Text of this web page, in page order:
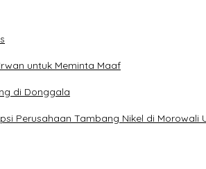
untuk Meminta Maaf
di Donggala
Perusahaan Tambang Nikel di Morowali